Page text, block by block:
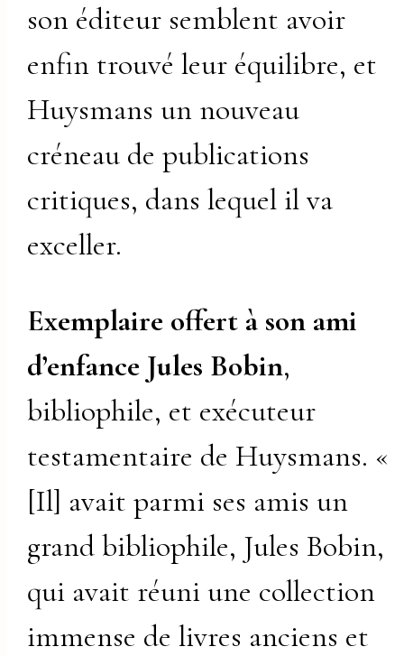
son éditeur semblent avoir
enfin trouvé leur équilibre, et
Huysmans un nouveau
créneau de publications
critiques, dans lequel il va
exceller.
Exemplaire offert à son ami
d’enfance Jules Bobin,
bibliophile, et exécuteur
testamentaire de Huysmans. «
[Il] avait parmi ses amis un
grand bibliophile, Jules Bobin,
qui avait réuni une collection
immense de livres anciens et